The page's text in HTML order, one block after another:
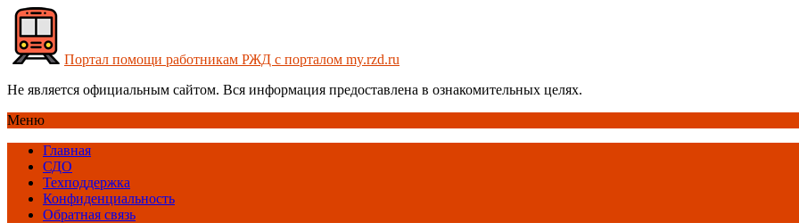
Портал помощи работникам РЖД с порталом my.rzd.ru
Не является официальным сайтом. Вся информация предоставлена в ознакомительных целях.
Меню
Главная
СДО
Техподдержка
Конфиденциальность
Обратная связь